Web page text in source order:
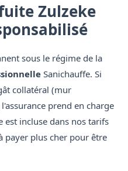
Zulzeke
sous le régime de la
Sanichauffe. Si
collatéral (mur
prend en charge
est incluse dans nos tarifs
payer plus cher pour être